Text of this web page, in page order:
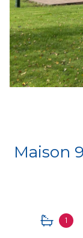
Maison 9 pièce(s) 5 chambre(s)
1